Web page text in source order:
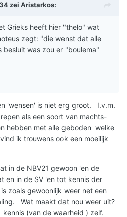
zei Aristarkos:
Grieks heeft hier "thelo" wat
zegt: "die wenst dat alle
besluit was zou er "boulema"
'wensen' is niet erg groot. I.v.m.
als een soort van machts-
hebben met alle geboden welke
ik trouwens ook een moeilijk
in de NBV21 gewoon 'en de
en in de SV 'en tot kennis der
zoals gewoonlijk weer net een
Wat maakt dat nou weer uit?
kennis (van de waarheid ) zelf.